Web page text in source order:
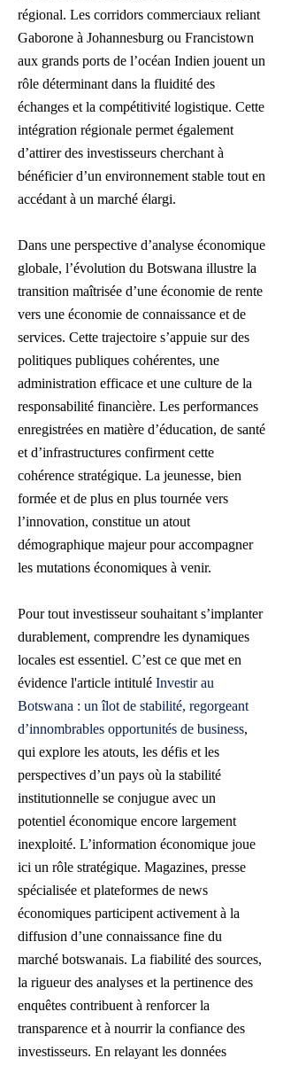
régional. Les corridors commerciaux reliant
Gaborone à Johannesburg ou Francistown
aux grands ports de l’océan Indien jouent un
rôle déterminant dans la fluidité des
échanges et la compétitivité logistique. Cette
intégration régionale permet également
d’attirer des investisseurs cherchant à
bénéficier d’un environnement stable tout en
accédant à un marché élargi.
Dans une perspective d’analyse économique
globale, l’évolution du Botswana illustre la
transition maîtrisée d’une économie de rente
vers une économie de connaissance et de
services. Cette trajectoire s’appuie sur des
politiques publiques cohérentes, une
administration efficace et une culture de la
responsabilité financière. Les performances
enregistrées en matière d’éducation, de santé
et d’infrastructures confirment cette
cohérence stratégique. La jeunesse, bien
formée et de plus en plus tournée vers
l’innovation, constitue un atout
démographique majeur pour accompagner
les mutations économiques à venir.
Pour tout investisseur souhaitant s’implanter
durablement, comprendre les dynamiques
locales est essentiel. C’est ce que met en
évidence l'article intitulé Investir au
Botswana : un îlot de stabilité, regorgeant
d’innombrables opportunités de business,
qui explore les atouts, les défis et les
perspectives d’un pays où la stabilité
institutionnelle se conjugue avec un
potentiel économique encore largement
inexploité. L’information économique joue
ici un rôle stratégique. Magazines, presse
spécialisée et plateformes de news
économiques participent activement à la
diffusion d’une connaissance fine du
marché botswanais. La fiabilité des sources,
la rigueur des analyses et la pertinence des
enquêtes contribuent à renforcer la
transparence et à nourrir la confiance des
investisseurs. En relayant les données